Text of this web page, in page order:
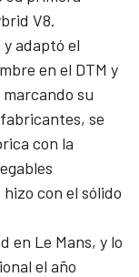
V8.
adaptó el
en el DTM y
su
se
con la
con el sólido
en Le Mans, y lo
el año